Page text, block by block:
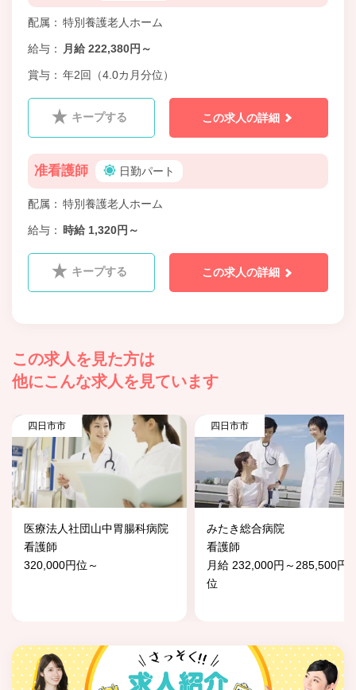
配属 特別養護老人ホーム
給与 月給 222,380円～
賞与 年2回（4.0カ月分位）
キープする この求人の詳細
准看護師 日勤パート
配属 特別養護老人ホーム
給与 時給 1,320円～
キープする この求人の詳細
この求人を見た方は
他にこんな求人を見ています
四日市市
医療法人社団山中胃腸科病院
看護師
320,000円位～
四日市市
みたき総合病院
看護師
月給 232,000円～285,500円
位